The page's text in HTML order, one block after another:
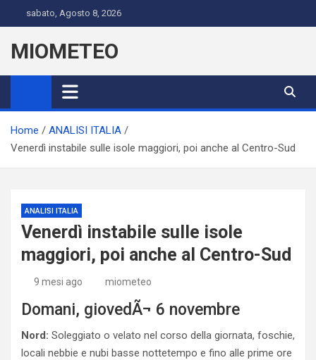
to
content
sabato, Agosto 8, 2026
MIOMETEO
Home
ANALISI ITALIA
Venerdì instabile sulle isole maggiori, poi anche al Centro-Sud
ANALISI ITALIA
Venerdì instabile sulle isole
maggiori, poi anche al Centro-Sud
9 mesi ago miometeo
Domani, giovedÃ¬ 6 novembre
Nord: Soleggiato o velato nel corso della giornata, foschie,
locali nebbie e nubi basse nottetempo e fino alle prime ore